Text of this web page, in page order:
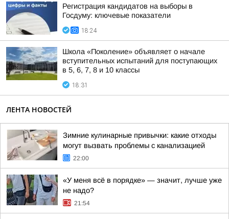
Регистрация кандидатов на выборы в
Госдуму: ключевые показатели
18:24
Школа «Поколение» объявляет о начале
вступительных испытаний для поступающих
в 5, 6, 7, 8 и 10 классы
18:31
ЛЕНТА НОВОСТЕЙ
Зимние кулинарные привычки: какие отходы
могут вызвать проблемы с канализацией
22:00
«У меня всё в порядке» — значит, лучше уже
не надо?
21:54